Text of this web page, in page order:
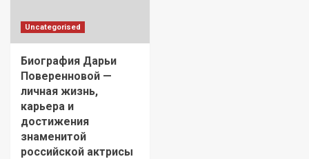
Uncategorised
Биография Дарьи
Поверенновой —
личная жизнь,
карьера и
достижения
знаменитой
российской актрисы